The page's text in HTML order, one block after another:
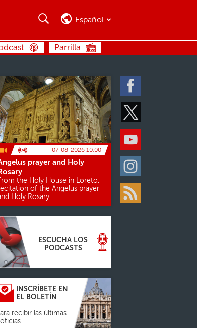
Twitter
Youtube
Instagram
Rss
BUSCAR Español
Parrilla
07-08-2026 10:00
prayer and Holy
the Holy House in Loreto,
of the Angelus prayer
Holy Rosary
ESCUCHA LOS
PODCASTS
INSCRÍBETE EN
EL BOLETÍN
recibir las últimas